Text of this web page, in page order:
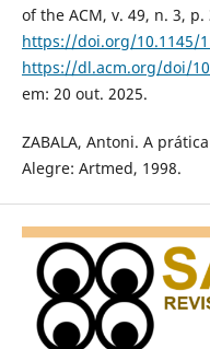
of the ACM, v. 49, n. 3,
https://doi.org/10.1145/
https://dl.acm.org/doi/
em: 20 out. 2025.
ZABALA, Antoni. A
Alegre: Artmed, 1998.